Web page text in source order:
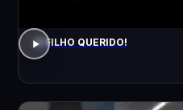
O FILHO QUERIDO!